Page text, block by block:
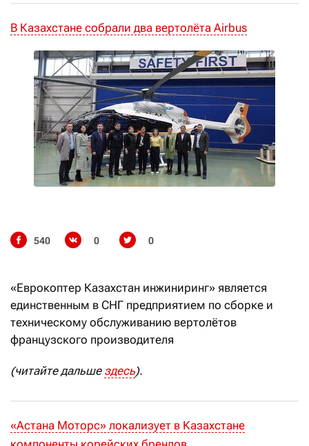
В Казахстане собрали два вертолёта Airbus
540 0 0
«Еврокоптер Казахстан инжиниринг» является
единственным в СНГ предприятием по сборке и
техническому обслуживанию вертолётов
французского производителя
(читайте дальше здесь).
«Астана Моторс» локализует в Казахстане